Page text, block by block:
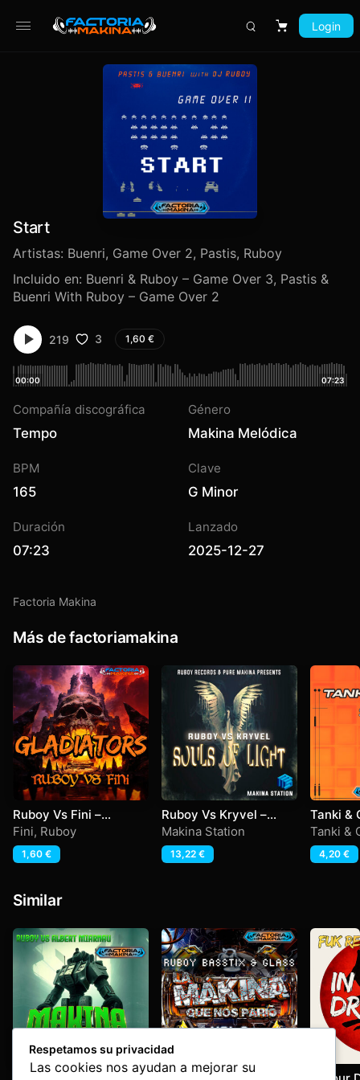
Carrito
Login
Start
Artistas: Buenri, Game Over 2, Pastis, Ruboy
Incluido en: Buenri & Ruboy – Game Over 3, Pastis &
Buenri With Ruboy – Game Over 2
219 3 1,60 €
00:00 07:23
Compañía discográfica
Tempo
Género
Makina Melódica
BPM
165
Clave
G Minor
Duración
07:23
Lanzado
2025-12-27
Factoria Makina
Más de factoriamakina
Ruboy Vs Fini –
Gladiators
Fini, Ruboy
1,60 €
Ruboy Vs Kryvel –
Souls Of Light
Makina Station
13,22 €
Tanki &
Soft
Tanki &
4,20 €
Similar
Respetamos su privacidad
Las cookies nos ayudan a mejorar su